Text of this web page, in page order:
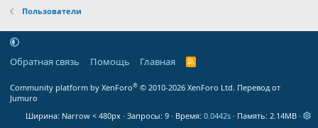
Пользователи
Обратная связь Помощь Главная
R
Community platform by XenForo® © 2010-2026 XenForo Ltd. Перевод от
Jumuro
Ширина
Запросы 9 Время 0.0442s Память 2.14MB